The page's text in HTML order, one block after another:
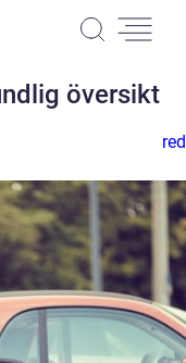
översikt